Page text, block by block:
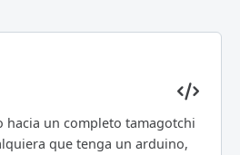
hacia un completo tamagotchi
que tenga un arduino,